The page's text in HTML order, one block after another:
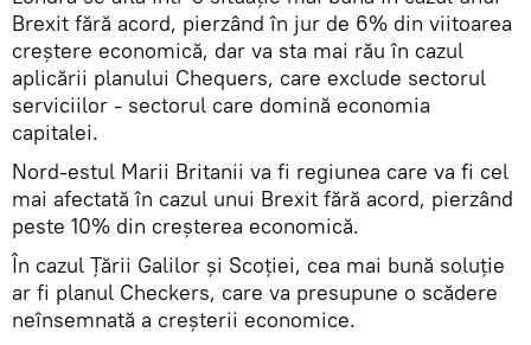
Brexit fără acord, pierzând în jur de 6% din viitoarea
creştere economică, dar va sta mai rău în cazul
aplicării planului Chequers, care exclude sectorul
serviciilor - sectorul care domină economia
capitalei.
Nord-estul Marii Britanii va fi regiunea care va fi cel
mai afectată în cazul unui Brexit fără acord, pierzând
peste 10% din creșterea economică.
În cazul Ţării Galilor și Scoției, cea mai bună soluţie
ar fi planul Checkers, care va presupune o scădere
neînsemnată a creşterii economice.